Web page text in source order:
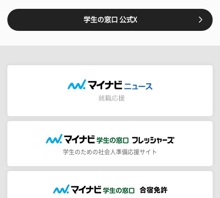
学生の窓口 公式X
学生のための社会人準備応援サイト